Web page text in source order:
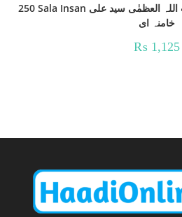
250 Sala Insan ڈھائی سو سالہ انسان | آیت اللہ العظمٰی سید علی
خامنہ ای
₨ 1,125